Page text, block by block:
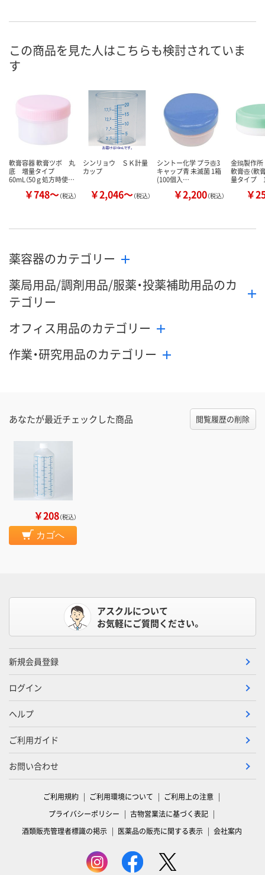
この商品を見た人はこちらも検討されていま
す
軟膏容器 軟膏ツボ 丸
底 増量タイプ
60mL（50ｇ処方時使…
￥748～（税込）
シンリョウ ＳＫ計量
カップ
￥2,046～（税込）
シントー化学 プラ壺3
キャップ青 未滅菌 1箱
(100個入…
￥2,200（税込）
金鵄製作
軟膏壺（軟
量タイプ
￥
薬容器のカテゴリー
薬局用品/調剤用品/服薬・投薬補助用品のカ
テゴリー
オフィス用品のカテゴリー
作業・研究用品のカテゴリー
あなたが最近チェックした商品 閲覧履歴の削除
￥208（税込）
カゴへ
アスクルについて
お気軽にご質問ください。
新規会員登録
ログイン
ヘルプ
ご利用ガイド
お問い合わせ
ご利用規約 ご利用環境について
ご利用上の注意
プライバシーポリシー
古物営業法に基づく表記
酒類販売管理者標識の掲示
医薬品の販売に関する表示 会社案内